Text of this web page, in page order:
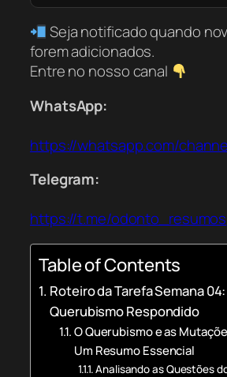
Seja notificado quando
forem adicionados.
Entre no nosso canal
WhatsApp:
https://whatsapp.com/
Telegram:
https://t.me/odonto_resumos
Table of Contents
Roteiro da Tarefa Semana
Querubismo Respondido
O Querubismo e as
Um Resumo Essencial
Analisando as Questões